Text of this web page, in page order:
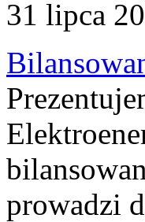
31 lipca
prowadzi